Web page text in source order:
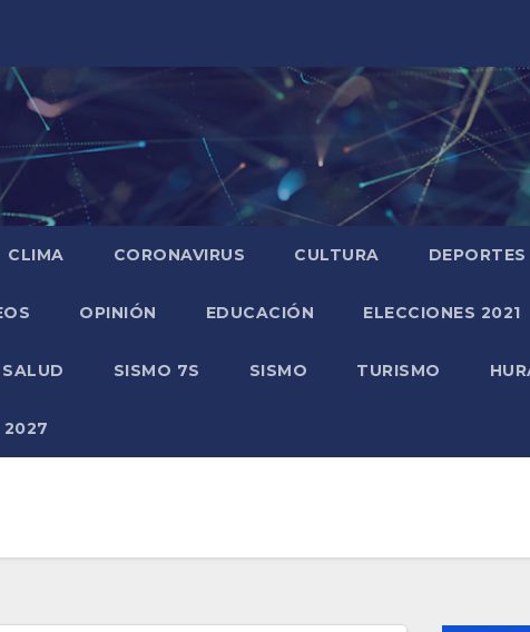
CLIMA CORONAVIRUS CULTURA DEPORTES
OPINIÓN EDUCACIÓN ELECCIONES 2021
SALUD SISMO 7S SISMO TURISMO
2027